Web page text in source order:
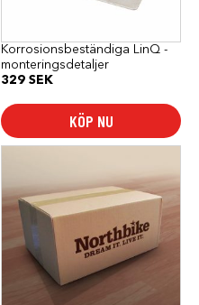
Korrosionsbeständiga LinQ -
monteringsdetaljer
329 SEK
KÖP NU